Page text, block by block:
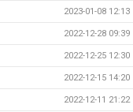
2023-01-08 12:13
2022-12-28 09:39
2022-12-25 12:30
2022-12-15 14:20
2022-12-11 21:22